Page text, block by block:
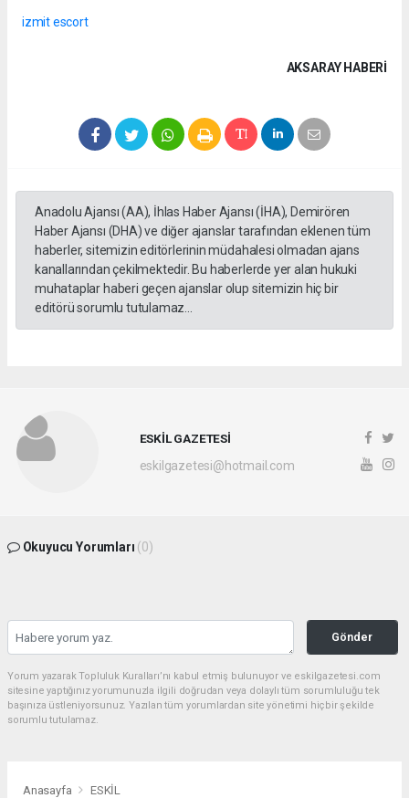
izmit escort
AKSARAY HABERİ
Anadolu Ajansı (AA), İhlas Haber Ajansı (İHA), Demirören
Haber Ajansı (DHA) ve diğer ajanslar tarafından eklenen tüm
haberler, sitemizin editörlerinin müdahalesi olmadan ajans
kanallarından çekilmektedir. Bu haberlerde yer alan hukuki
muhataplar haberi geçen ajanslar olup sitemizin hiç bir
editörü sorumlu tutulamaz...
ESKİL GAZETESİ
eskilgazetesi@hotmail.com
Okuyucu Yorumları (0)
Gönder
Yorum yazarak Topluluk Kuralları’nı kabul etmiş bulunuyor ve eskilgazetesi.com
sitesine yaptığınız yorumunuzla ilgili doğrudan veya dolaylı tüm sorumluluğu tek
başınıza üstleniyorsunuz. Yazılan tüm yorumlardan site yönetimi hiçbir şekilde
sorumlu tutulamaz.
Anasayfa ESKİL